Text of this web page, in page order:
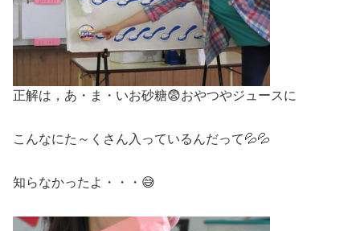
正解は，あ・ま・いお砂糖😨おやつやジュースに
こんなにた～くさん入っているんだって💦💦
知らなかったよ・・・😅